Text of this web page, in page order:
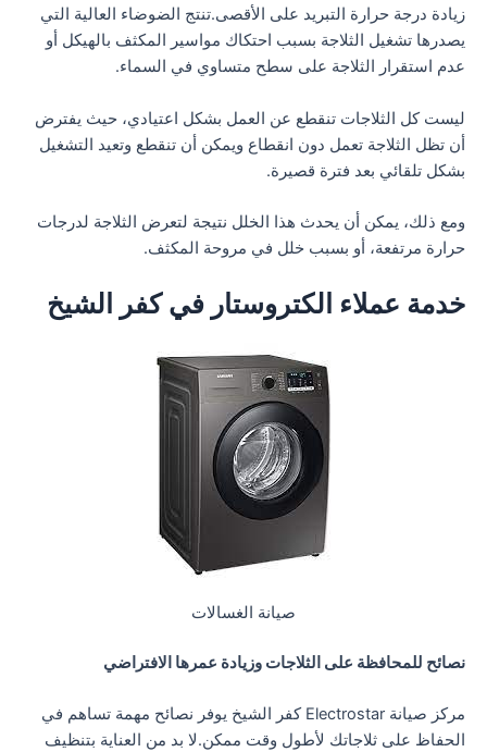
زيادة درجة حرارة التبريد على الأقصى.تنتج الضوضاء العالية التي
يصدرها تشغيل الثلاجة بسبب احتكاك مواسير المكثف بالهيكل أو
عدم استقرار الثلاجة على سطح متساوي في السماء.
ليست كل الثلاجات تنقطع عن العمل بشكل اعتيادي، حيث يفترض
أن تظل الثلاجة تعمل دون انقطاع ويمكن أن تنقطع وتعيد التشغيل
بشكل تلقائي بعد فترة قصيرة.
ومع ذلك، يمكن أن يحدث هذا الخلل نتيجة لتعرض الثلاجة لدرجات
حرارة مرتفعة، أو بسبب خلل في مروحة المكثف.
خدمة عملاء الكتروستار في كفر الشيخ
صيانة الغسالات
نصائح للمحافظة على الثلاجات وزيادة عمرها الافتراضي
مركز صيانة Electrostar كفر الشيخ يوفر نصائح مهمة تساهم في
الحفاظ على ثلاجاتك لأطول وقت ممكن.لا بد من العناية بتنظيف